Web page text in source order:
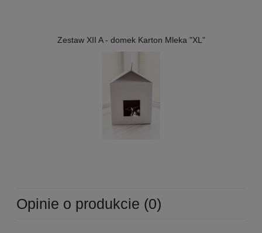
Zestaw XII A - domek Karton Mleka "XL"
Opinie o produkcie (0)